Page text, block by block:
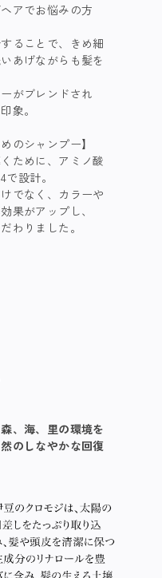
アでお悩みの方
ることで、きめ細
あげながらも髪を
がブレンドされ
象。
のシャンプー】
ために、アミノ酸
設計。
でなく、カラーや
果がアップし、
わりました。
、海、里の環境を
のしなやかな回復